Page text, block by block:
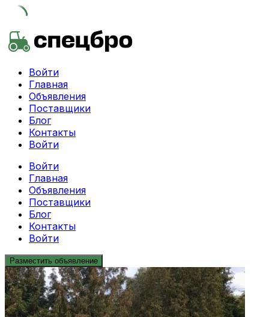
Skip
to
Войти
Главная
Объявления
Поставщики
Блог
Контакты
Войти
Войти
Главная
Объявления
Поставщики
Блог
Контакты
Войти
Разместить объявление